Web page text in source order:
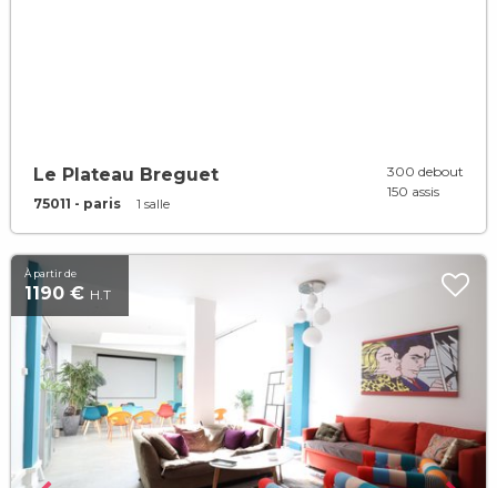
Le Plateau Breguet
75011 - paris 1 salle
300 debout
150 assis
À partir de
1190 € H.T